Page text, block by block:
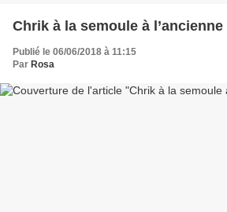
Chrik à la semoule à l’ancienne
Publié le 06/06/2018 à 11:15
Par Rosa